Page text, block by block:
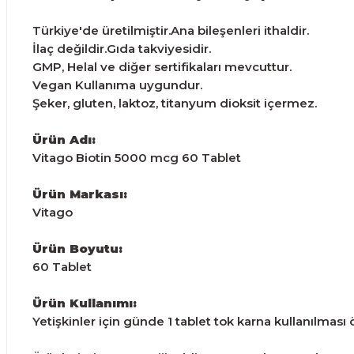
Türkiye'de üretilmiştir.Ana bileşenleri ithaldir.
İlaç değildir.Gıda takviyesidir.
GMP, Helal ve diğer sertifikaları mevcuttur.
Vegan Kullanıma uygundur.
Şeker, gluten, laktoz, titanyum dioksit içermez.
Ürün Adı:
Vitago Biotin 5000 mcg 60 Tablet
Ürün Markası:
Vitago
Ürün Boyutu:
60 Tablet
Ürün Kullanımı:
Yetişkinler için günde 1 tablet tok karna kullanılması